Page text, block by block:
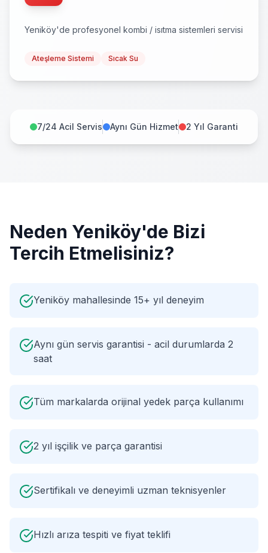
Yeniköy'de profesyonel kombi / isıtma sistemleri servisi
Ateşleme Sistemi Sıcak Su
7/24 Acil Servis Aynı Gün Hizmet 2 Yıl Garanti
Neden Yeniköy'de Bizi
Tercih Etmelisiniz?
Yeniköy mahallesinde 15+ yıl deneyim
Aynı gün servis garantisi - acil durumlarda 2
saat
Tüm markalarda orijinal yedek parça kullanımı
2 yıl işçilik ve parça garantisi
Sertifikalı ve deneyimli uzman teknisyenler
Hızlı arıza tespiti ve fiyat teklifi